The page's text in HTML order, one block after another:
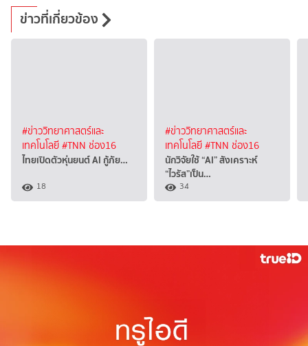
ข่าวที่เกี่ยวข้อง
#ข่าววิทยาศาสตร์และ
เทคโนโลยี#TNN ช่อง16
ไทยเปิดตัวหุ่นยนต์ AI กู้ภัย…
18
#ข่าววิทยาศาสตร์และ
เทคโนโลยี#TNN ช่อง16
นักวิจัยใช้ “AI” สังเคราะห์
“ไวรัส”เป็น…
34